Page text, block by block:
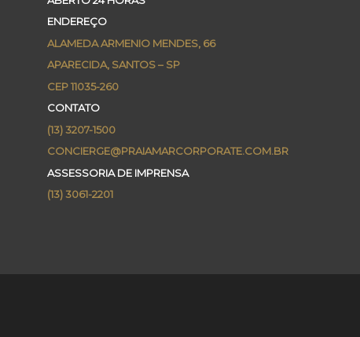
ENDEREÇO
ALAMEDA ARMENIO MENDES, 66
APARECIDA, SANTOS – SP
CEP 11035-260
CONTATO
(13) 3207-1500
CONCIERGE@PRAIAMARCORPORATE.COM.BR
ASSESSORIA DE IMPRENSA
(13) 3061-2201